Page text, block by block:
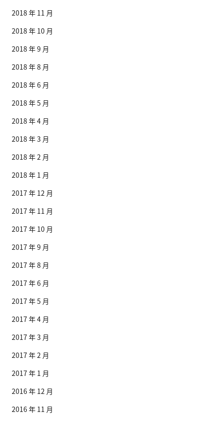
2018 年 11 月
2018 年 10 月
2018 年 9 月
2018 年 8 月
2018 年 6 月
2018 年 5 月
2018 年 4 月
2018 年 3 月
2018 年 2 月
2018 年 1 月
2017 年 12 月
2017 年 11 月
2017 年 10 月
2017 年 9 月
2017 年 8 月
2017 年 6 月
2017 年 5 月
2017 年 4 月
2017 年 3 月
2017 年 2 月
2017 年 1 月
2016 年 12 月
2016 年 11 月